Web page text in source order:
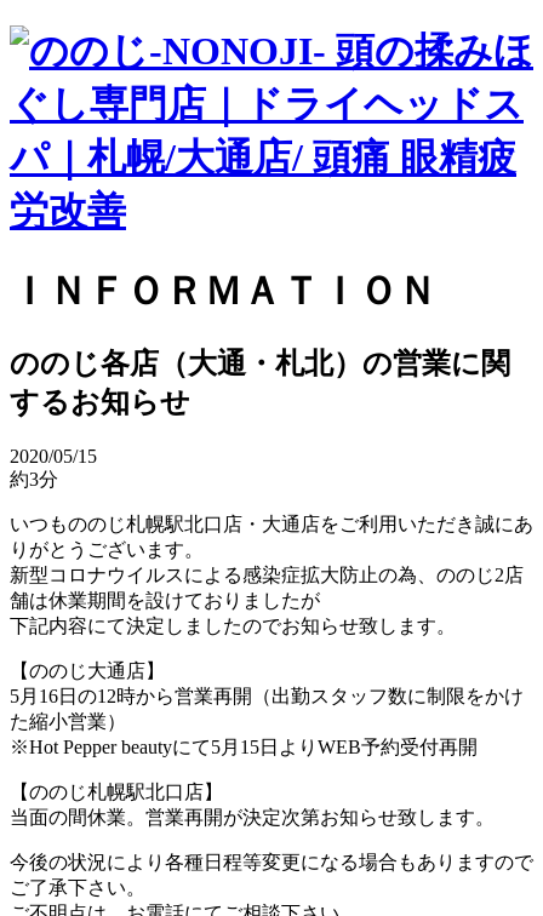
ＩＮＦＯＲＭＡＴＩＯＮ
ののじ各店（大通・札北）の営業に関
するお知らせ
2020/05/15
約3分
いつもののじ札幌駅北口店・大通店をご利用いただき誠にあ
りがとうございます。
新型コロナウイルスによる感染症拡大防止の為、ののじ2店
舗は休業期間を設けておりましたが
下記内容にて決定しましたのでお知らせ致します。
【ののじ大通店】
5月16日の12時から営業再開（出勤スタッフ数に制限をかけ
た縮小営業）
※Hot Pepper beautyにて5月15日よりWEB予約受付再開
【ののじ札幌駅北口店】
当面の間休業。営業再開が決定次第お知らせ致します。
今後の状況により各種日程等変更になる場合もありますので
ご了承下さい。